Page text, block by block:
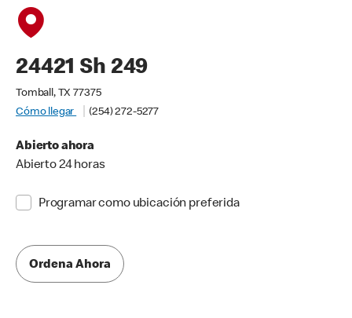
24421 Sh 249
Tomball, TX 77375
Cómo llegar
(254) 272-5277
Abierto ahora
Abierto 24 horas
Programar como ubicación preferida
Ordena Ahora